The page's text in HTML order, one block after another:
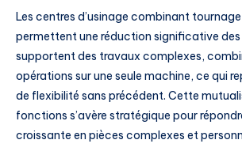
Les centres d’usinage combinant
permettent une réduction significative des
supportent des travaux complexes,
opérations sur une seule machine, ce qui
de flexibilité sans précédent. Cette
fonctions s’avère stratégique pour
croissante en pièces complexes et